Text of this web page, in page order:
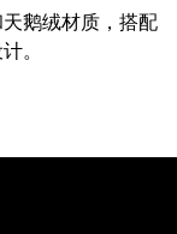
鹅绒材质，搭配
。